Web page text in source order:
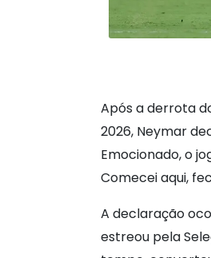
Após a derrota
2026, Neymar
Emocionado, o
Comecei aqui,
A declaração
estreou pela